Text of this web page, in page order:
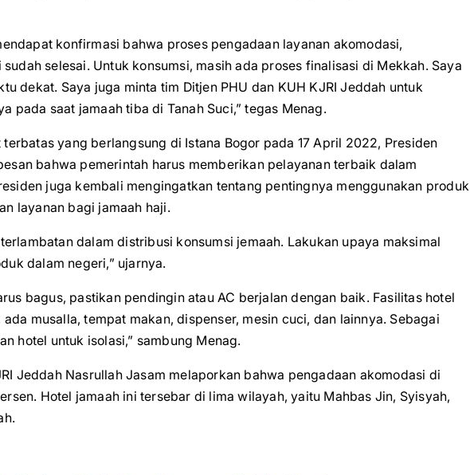
konfirmasi bahwa proses pengadaan layanan akomodasi,
selesai. Untuk konsumsi, masih ada proses finalisasi di Mekkah. Saya
dekat. Saya juga minta tim Ditjen PHU dan KUH KJRI Jeddah untuk
pada saat jamaah tiba di Tanah Suci,” tegas Menag.
yang berlangsung di Istana Bogor pada 17 April 2022, Presiden
bahwa pemerintah harus memberikan pelayanan terbaik dalam
juga kembali mengingatkan tentang pentingnya menggunakan produk
layanan bagi jamaah haji.
dalam distribusi konsumsi jemaah. Lakukan upaya maksimal
dalam negeri,” ujarnya.
bagus, pastikan pendingin atau AC berjalan dengan baik. Fasilitas hotel
musalla, tempat makan, dispenser, mesin cuci, dan lainnya. Sebagai
hotel untuk isolasi,” sambung Menag.
Jeddah Nasrullah Jasam melaporkan bahwa pengadaan akomodasi di
Hotel jamaah ini tersebar di lima wilayah, yaitu Mahbas Jin, Syisyah,